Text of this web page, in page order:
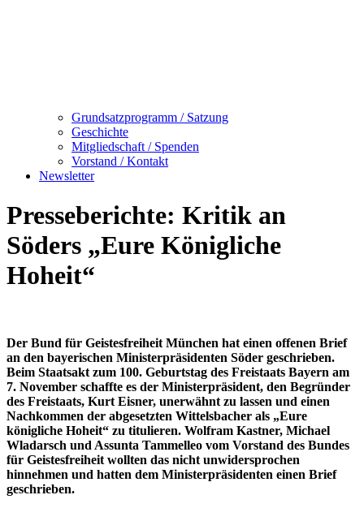
Grundsatzprogramm / Satzung
Geschichte
Mitgliedschaft / Spenden
Vorstand / Kontakt
Newsletter
Presseberichte: Kritik an
Söders „Eure Königliche
Hoheit“
Der Bund für Geistesfreiheit München hat einen offenen Brief
an den bayerischen Ministerpräsidenten Söder geschrieben.
Beim Staatsakt zum 100. Geburtstag des Freistaats Bayern am
7. November schaffte es der Ministerpräsident, den Begründer
des Freistaats, Kurt Eisner, unerwähnt zu lassen und einen
Nachkommen der abgesetzten Wittelsbacher als „Eure
königliche Hoheit“ zu titulieren. Wolfram Kastner, Michael
Wladarsch und Assunta Tammelleo vom Vorstand des Bundes
für Geistesfreiheit wollten das nicht unwidersprochen
hinnehmen und hatten dem Ministerpräsidenten einen Brief
geschrieben.